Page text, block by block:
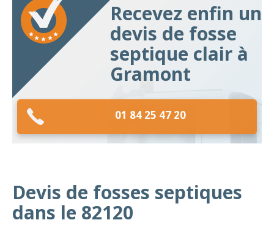
Recevez enfin un
devis de fosse
septique clair à
Gramont
01 84 25 47 20
Devis de fosses septiques
dans le 82120